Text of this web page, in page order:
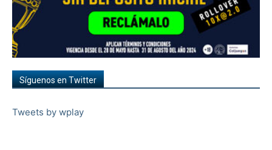
Síguenos en Twitter
Tweets by wplay